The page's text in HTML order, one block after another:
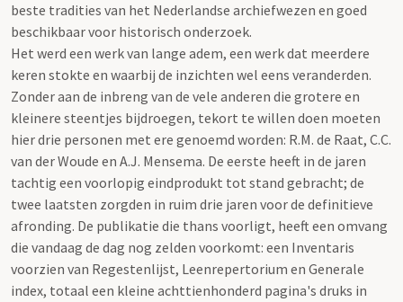
beste tradities van het Nederlandse archiefwezen en goed
beschikbaar voor historisch onderzoek.
Het werd een werk van lange adem, een werk dat meerdere
keren stokte en waarbij de inzichten wel eens veranderden.
Zonder aan de inbreng van de vele anderen die grotere en
kleinere steentjes bijdroegen, tekort te willen doen moeten
hier drie personen met ere genoemd worden: R.M. de Raat, C.C.
van der Woude en A.J. Mensema. De eerste heeft in de jaren
tachtig een voorlopig eindprodukt tot stand gebracht; de
twee laatsten zorgden in ruim drie jaren voor de definitieve
afronding. De publikatie die thans voorligt, heeft een omvang
die vandaag de dag nog zelden voorkomt: een Inventaris
voorzien van Regestenlijst, Leenrepertorium en Generale
index, totaal een kleine achttienhonderd pagina's druks in